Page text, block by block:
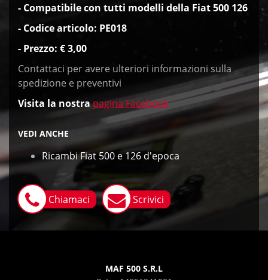
- Compatibile con tutti modelli della Fiat 500 126
- Codice articolo: PE018
- Prezzo: € 3,00
Contattaci per avere ulteriori informazioni sulla
spedizione e preventivi
Visita la nostrapagina Facebook
VEDI ANCHE
Ricambi Fiat 500 e 126 d'epoca
Chiamaci Scrivici
MAF 500 S.R.L